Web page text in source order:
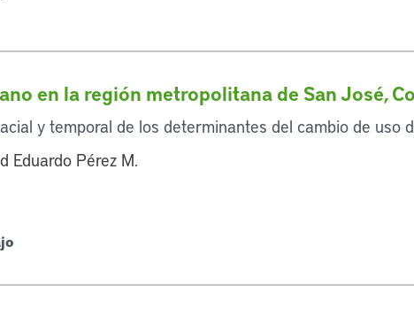
en la región metropolitana de San José,
y temporal de los determinantes del cambio de uso
Eduardo Pérez M.